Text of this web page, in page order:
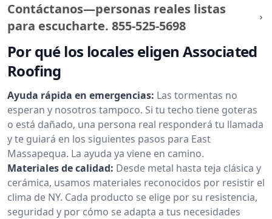
Contáctanos—personas reales listas
para escucharte. 855-525-5698
Por qué los locales eligen Associated
Roofing
Ayuda rápida en emergencias: Las tormentas no
esperan y nosotros tampoco. Si tu techo tiene goteras
o está dañado, una persona real responderá tu llamada
y te guiará en los siguientes pasos para East
Massapequa. La ayuda ya viene en camino.
Materiales de calidad: Desde metal hasta teja clásica y
cerámica, usamos materiales reconocidos por resistir el
clima de NY. Cada producto se elige por su resistencia,
seguridad y por cómo se adapta a tus necesidades